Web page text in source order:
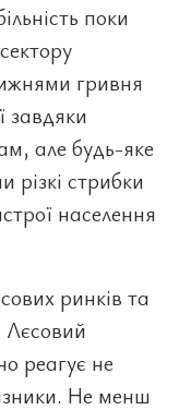
поки
гривня
завдяки
але будь-яке
різкі стрибки
населення
ринків та
Лєсовий
реагує не
Не менш